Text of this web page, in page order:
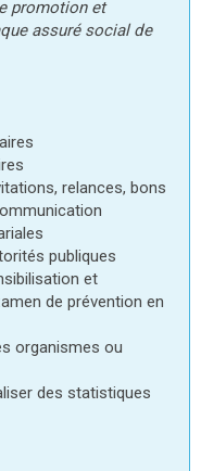
promotion et
assuré social de
relances, bons
publiques
et
de prévention en
organismes ou
des statistiques